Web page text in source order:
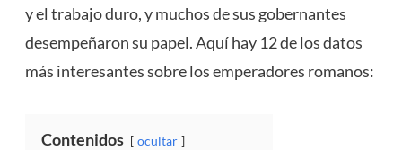
y el trabajo duro, y muchos de sus gobernantes
desempeñaron su papel. Aquí hay 12 de los datos
más interesantes sobre los emperadores romanos:
Contenidos ocultar